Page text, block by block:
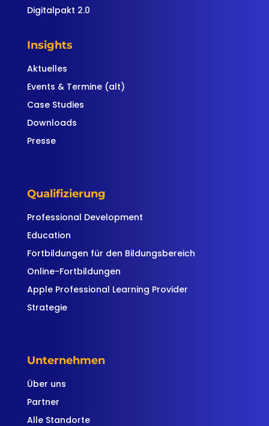
Digitalpakt 2.0
Insights
Aktuelles
Events & Termine (alt)
Case Studies
Downloads
Presse
Qualifizierung
Professional Development
Education
Fortbildungen für den Bildungsbereich
Online-Fortbildungen
Apple Professional Learning Provider
Strategie
Unternehmen
Über uns
Partner
Alle Standorte